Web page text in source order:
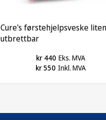
Cure's førstehjelpsveske
utbrettbar
kr 440 Eks. MVA
kr 550 Inkl. MVA